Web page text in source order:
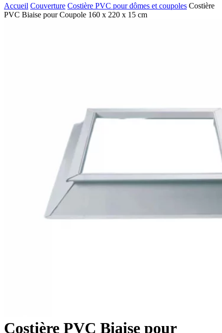
Accueil Couverture Costière PVC pour dômes et coupoles Costière
PVC Biaise pour Coupole 160 x 220 x 15 cm
Costière PVC Biaise pour